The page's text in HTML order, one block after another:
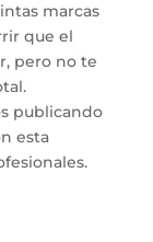
marcas
que el
pero no te
publicando
esta